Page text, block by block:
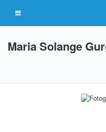
Maria Solange